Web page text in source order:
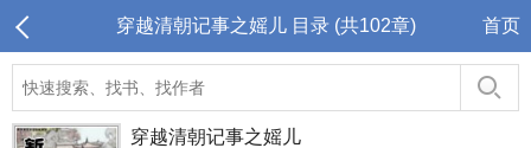
穿越清朝记事之媱儿 目录 (共102章) 首页
穿越清朝记事之媱儿